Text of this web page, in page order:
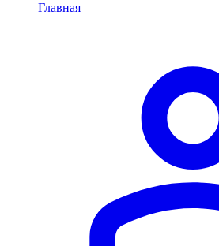
Главная